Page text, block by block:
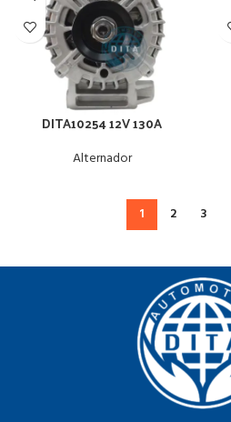
DITA10254 12V 130A
Alternador
1 2 3